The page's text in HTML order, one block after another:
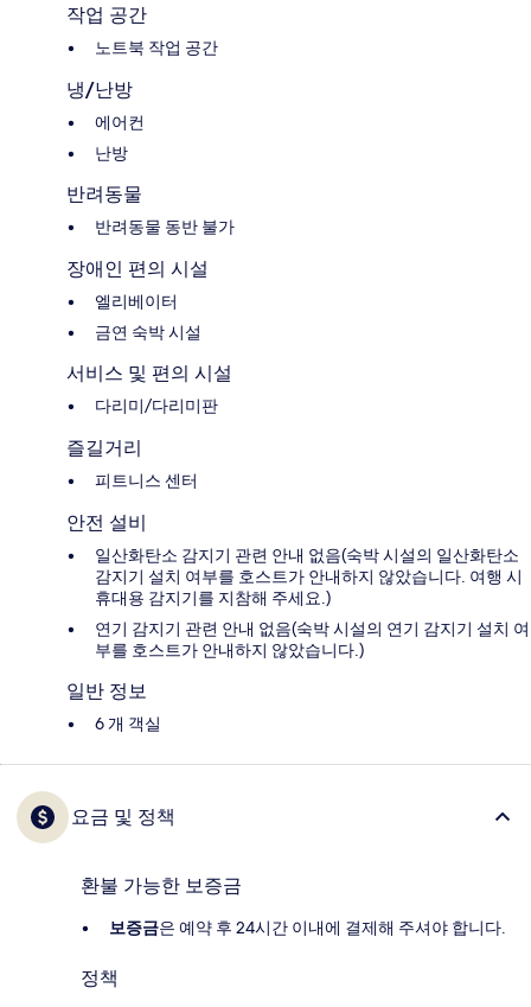
작업 공간
노트북 작업 공간
냉/난방
에어컨
난방
반려동물
반려동물 동반 불가
장애인 편의 시설
엘리베이터
금연 숙박 시설
서비스 및 편의 시설
다리미/다리미판
즐길거리
피트니스 센터
안전 설비
일산화탄소 감지기 관련 안내 없음(숙박 시설의 일산화탄소
감지기 설치 여부를 호스트가 안내하지 않았습니다. 여행 시
휴대용 감지기를 지참해 주세요.)
연기 감지기 관련 안내 없음(숙박 시설의 연기 감지기 설치 여
부를 호스트가 안내하지 않았습니다.)
일반 정보
6 개 객실
요금 및 정책
환불 가능한 보증금
보증금은 예약 후 24시간 이내에 결제해 주셔야 합니다.
정책